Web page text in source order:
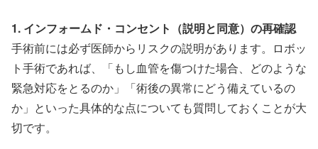
1. インフォームド・コンセント（説明と同意）の再確認
手術前には必ず医師からリスクの説明があります。ロボッ
ト手術であれば、「もし血管を傷つけた場合、どのような
緊急対応をとるのか」「術後の異常にどう備えているの
か」といった具体的な点についても質問しておくことが大
切です。